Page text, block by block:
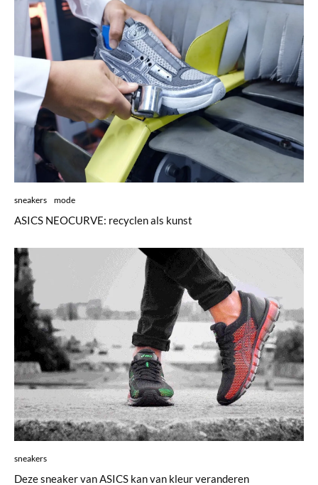
sneakers mode
ASICS NEOCURVE: recyclen als kunst
sneakers
Deze sneaker van ASICS kan van kleur veranderen